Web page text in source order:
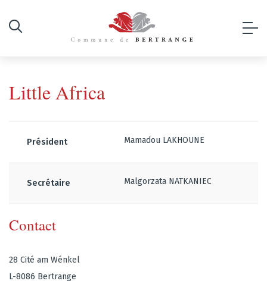
Little Africa
Président Mamadou LAKHOUNE
Secrétaire Malgorzata NATKANIEC
Contact
28 Cité am Wénkel
L-8086 Bertrange